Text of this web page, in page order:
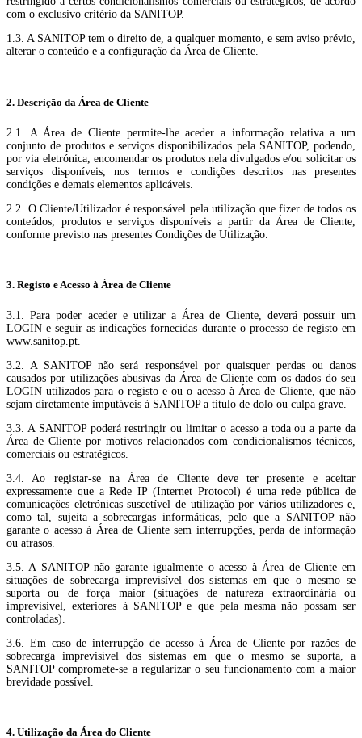
com o exclusivo critério da SANITOP.
1.3. A SANITOP tem o direito de, a qualquer momento, e sem aviso prévio,
alterar o conteúdo e a configuração da Área de Cliente.
2. Descrição da Área de Cliente
2.1. A Área de Cliente permite-lhe aceder a informação relativa a um
conjunto de produtos e serviços disponibilizados pela SANITOP, podendo,
por via eletrónica, encomendar os produtos nela divulgados e/ou solicitar os
serviços disponíveis, nos termos e condições descritos nas presentes
condições e demais elementos aplicáveis.
2.2. O Cliente/Utilizador é responsável pela utilização que fizer de todos os
conteúdos, produtos e serviços disponíveis a partir da Área de Cliente,
conforme previsto nas presentes Condições de Utilização.
3. Registo e Acesso à Área de Cliente
3.1. Para poder aceder e utilizar a Área de Cliente, deverá possuir um
LOGIN e seguir as indicações fornecidas durante o processo de registo em
www.sanitop.pt.
3.2. A SANITOP não será responsável por quaisquer perdas ou danos
causados por utilizações abusivas da Área de Cliente com os dados do seu
LOGIN utilizados para o registo e ou o acesso à Área de Cliente, que não
sejam diretamente imputáveis à SANITOP a título de dolo ou culpa grave.
3.3. A SANITOP poderá restringir ou limitar o acesso a toda ou a parte da
Área de Cliente por motivos relacionados com condicionalismos técnicos,
comerciais ou estratégicos.
3.4. Ao registar-se na Área de Cliente deve ter presente e aceitar
expressamente que a Rede IP (Internet Protocol) é uma rede pública de
comunicações eletrónicas suscetível de utilização por vários utilizadores e,
como tal, sujeita a sobrecargas informáticas, pelo que a SANITOP não
garante o acesso à Área de Cliente sem interrupções, perda de informação
ou atrasos.
3.5. A SANITOP não garante igualmente o acesso à Área de Cliente em
situações de sobrecarga imprevisível dos sistemas em que o mesmo se
suporta ou de força maior (situações de natureza extraordinária ou
imprevisível, exteriores à SANITOP e que pela mesma não possam ser
controladas).
3.6. Em caso de interrupção de acesso à Área de Cliente por razões de
sobrecarga imprevisível dos sistemas em que o mesmo se suporta, a
SANITOP compromete-se a regularizar o seu funcionamento com a maior
brevidade possível.
4. Utilização da Área do Cliente